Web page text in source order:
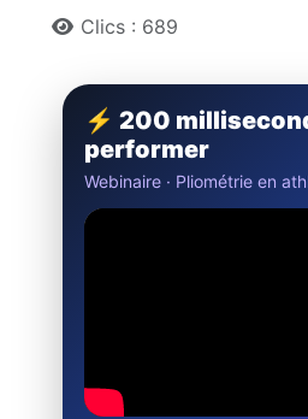
DétailsClics : 689
⚡ 200
performer
Webinaire · Pliométrie en